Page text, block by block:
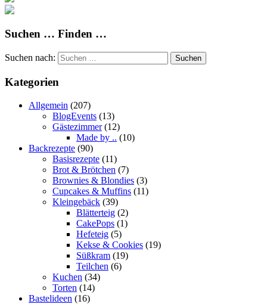
Suchen … Finden …
Suchen nach: Suchen
Kategorien
Allgemein (207)
BlogEvents (13)
Gästezimmer(12)
Made by .. (10)
Backrezepte (90)
Basisrezepte (11)
Brot & Brötchen (7)
Brownies & Blondies (3)
Cupcakes & Muffins (11)
Kleingebäck (39)
Blätterteig (2)
CakePops (1)
Hefeteig (5)
Kekse & Cookies (19)
Süßkram (19)
Teilchen (6)
Kuchen (34)
Torten (14)
Bastelideen (16)